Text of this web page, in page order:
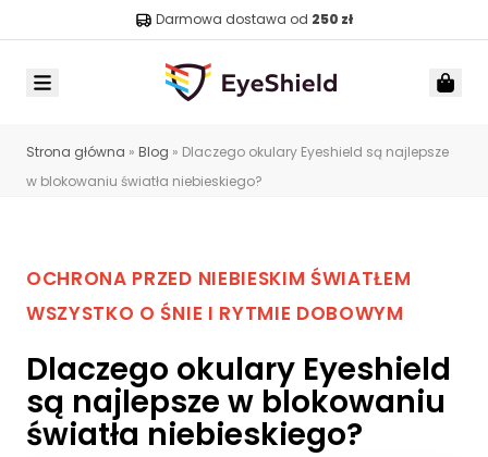
Darmowa dostawa od 250 zł
Strona główna » Blog » Dlaczego okulary Eyeshield są najlepsze
w blokowaniu światła niebieskiego?
OCHRONA PRZED NIEBIESKIM ŚWIATŁEM
WSZYSTKO O ŚNIE I RYTMIE DOBOWYM
Dlaczego okulary Eyeshield
są najlepsze w blokowaniu
światła niebieskiego?